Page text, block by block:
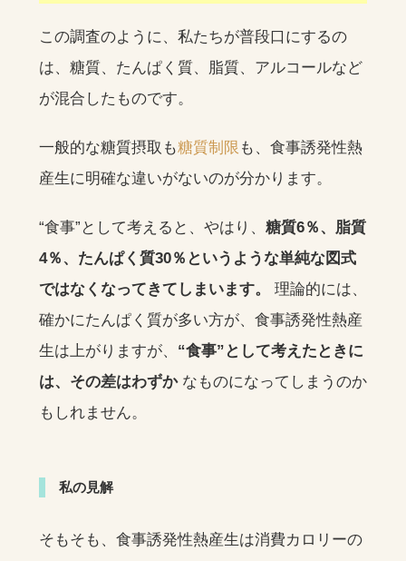
この調査のように、私たちが普段口にするの
は、糖質、たんぱく質、脂質、アルコールなど
が混合したものです。
一般的な糖質摂取も糖質制限 も、食事誘発性熱
産生に明確な違いがないのが分かります。
“食事”として考えると、やはり、 糖質6％、脂質
4％、たんぱく質30％というような単純な図式
ではなくなってきてしまいます。
理論的には、
確かにたんぱく質が多い方が、食事誘発性熱産
生は上がりますが、 “食事”として考えたときに
は、その差はわずかなものになってしまうのか
もしれません。
私の見解
そもそも、食事誘発性熱産生は消費カロリーの